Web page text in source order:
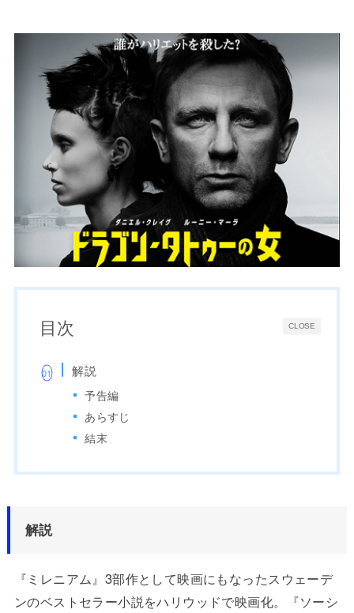
CLOSE
目次
解説
予告編
あらすじ
結末
解説
『ミレニアム』3部作として映画にもなったスウェーデ
ンのベストセラー小説をハリウッドで映画化。『ソーシ